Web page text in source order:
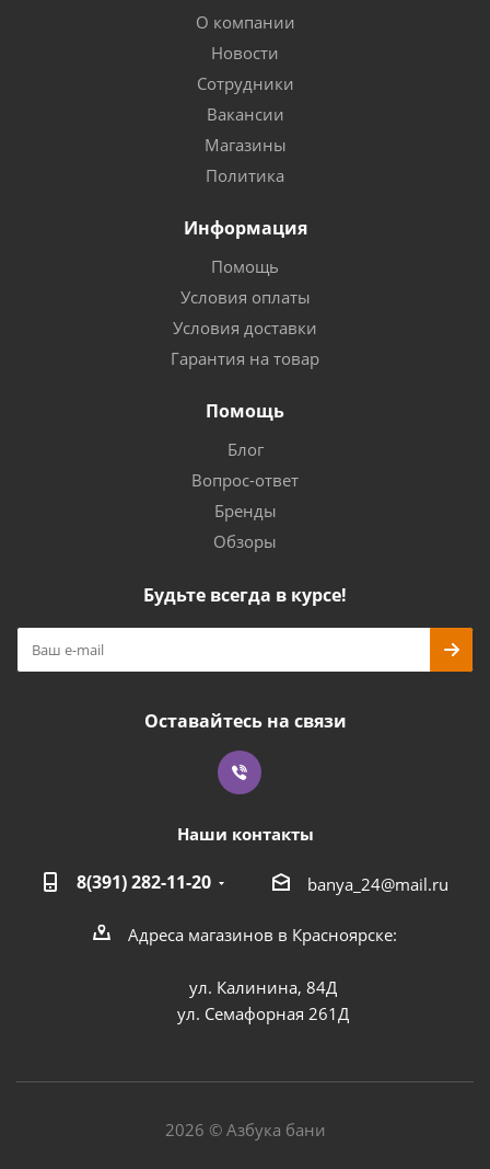
О компании
Новости
Сотрудники
Вакансии
Магазины
Политика
Информация
Помощь
Условия оплаты
Условия доставки
Гарантия на товар
Помощь
Блог
Вопрос-ответ
Бренды
Обзоры
Будьте всегда в курсе!
Оставайтесь на связи
Наши контакты
8(391) 282-11-20 banya_24@mail.ru
Адреса магазинов в Красноярске:
ул. Калинина, 84Д
ул. Семафорная 261Д
2026 © Азбука бани